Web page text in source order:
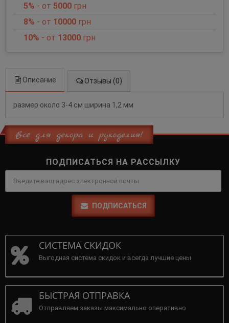
5% - от 5000 грн
8% - от 10000 грн
10% - от 13000 грн
Описание Отзывы (0)
размер около 3-4 см ширина 1,2 мм
Всё для декора и рукоделия!
ПОДПИСАТЬСЯ НА РАССЫЛКУ
ПОДПИСАТЬСЯ
СИСТЕМА СКИДОК
Выгодная система скидок и всегда лучшие цены
БЫСТРАЯ ОТПРАВКА
Отправляем заказы максимально оперативно